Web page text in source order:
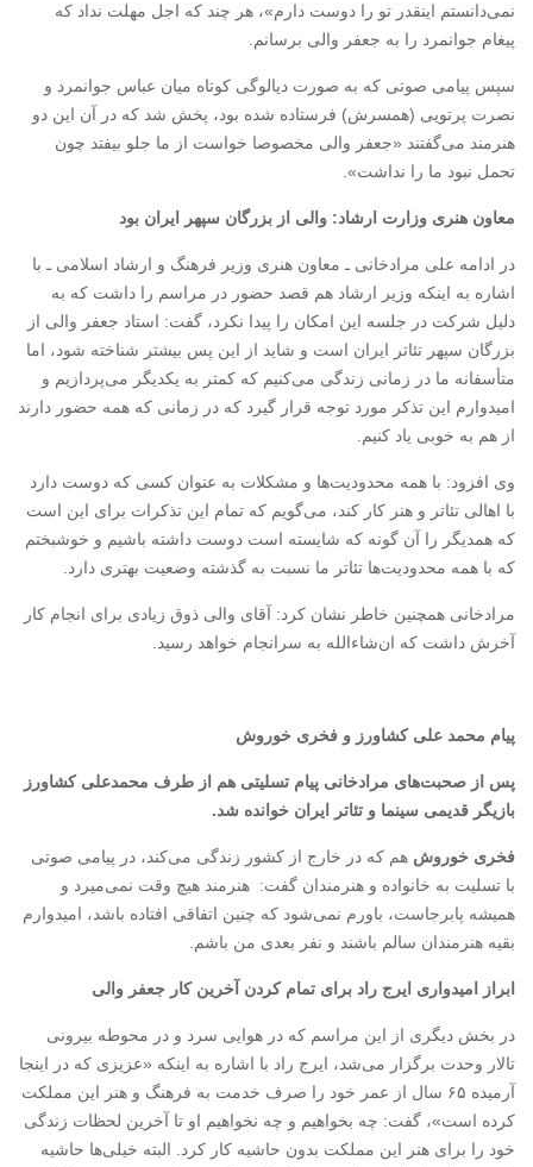
نمی‌دانستم اینقدر تو را دوست دارم»، هر چند که اجل مهلت نداد که
پیغام جوانمرد را به جعفر والی برسانم.
سپس پیامی صوتی که به صورت دیالوگی کوتاه میان عباس جوانمرد و
نصرت پرتویی (همسرش) فرستاده شده بود، پخش شد که در آن این دو
هنرمند می‌گفتند «جعفر والی مخصوصا خواست از ما جلو بیفتد چون
تحمل نبود ما را نداشت».
معاون هنری وزارت ارشاد: والی از بزرگان سپهر ایران بود
در ادامه علی مرادخانی ـ معاون هنری وزیر فرهنگ و ارشاد اسلامی ـ با
اشاره به اینکه وزیر ارشاد هم قصد حضور در مراسم را داشت که به
دلیل شرکت در جلسه این امکان را پیدا نکرد، گفت: استاد جعفر والی از
بزرگان سپهر تئاتر ایران است و شاید از این پس بیشتر شناخته شود، اما
متأسفانه ما در زمانی زندگی می‌کنیم که کمتر به یکدیگر می‌پردازیم و
امیدوارم این تذکر مورد توجه قرار گیرد که در زمانی که همه حضور دارند
از هم به خوبی یاد کنیم.
وی افزود: با همه محدودیت‌ها و مشکلات به عنوان کسی که دوست دارد
با اهالی تئاتر و هنر کار کند، می‌گویم که تمام این تذکرات برای این است
که همدیگر را آن گونه که شایسته است دوست داشته باشیم و خوشبختم
که با همه محدودیت‌ها تئاتر ما نسبت به گذشته وضعیت بهتری دارد.
مرادخانی همچنین خاطر نشان کرد: آقای والی ذوق زیادی برای انجام کار
آخرش داشت که ان‌شاءالله به سرانجام خواهد رسید.
پیام محمد علی کشاورز و فخری خوروش
پس از صحبت‌های مرادخانی پیام تسلیتی هم از طرف محمدعلی کشاورز
بازیگر قدیمی سینما و تئاتر ایران خوانده شد.
فخری خوروش هم که در خارج از کشور زندگی می‌کند، در پیامی صوتی
با تسلیت به خانواده و هنرمندان گفت: هنرمند هیچ وقت نمی‌میرد و
همیشه پابرجاست، باورم نمی‌شود که چنین اتفاقی افتاده باشد، امیدوارم
بقیه هنرمندان سالم باشند و نفر بعدی من باشم.
ابراز امیدواری ایرج راد برای تمام کردن آخرین کار جعفر والی
در بخش دیگری از این مراسم که در هوایی سرد و در محوطه بیرونی
تالار وحدت برگزار می‌شد، ایرج راد با اشاره به اینکه «عزیزی که در اینجا
آرمیده ۶۵ سال از عمر خود را صرف خدمت به فرهنگ و هنر این مملکت
کرده است»، گفت: چه بخواهیم و چه نخواهیم او تا آخرین لحظات زندگی
خود را برای هنر این مملکت بدون حاشیه کار کرد. البته خیلی‌ها حاشیه